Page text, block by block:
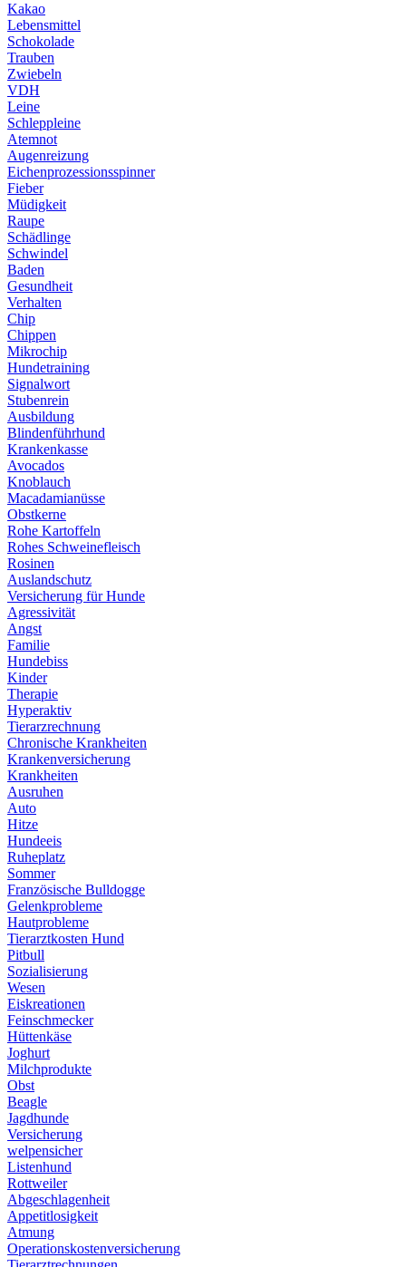
Kakao
Lebensmittel
Schokolade
Trauben
Zwiebeln
VDH
Leine
Schleppleine
Atemnot
Augenreizung
Eichenprozessionsspinner
Fieber
Müdigkeit
Raupe
Schädlinge
Schwindel
Baden
Gesundheit
Verhalten
Chip
Chippen
Mikrochip
Hundetraining
Signalwort
Stubenrein
Ausbildung
Blindenführhund
Krankenkasse
Avocados
Knoblauch
Macadamianüsse
Obstkerne
Rohe Kartoffeln
Rohes Schweinefleisch
Rosinen
Auslandschutz
Versicherung für Hunde
Agressivität
Angst
Familie
Hundebiss
Kinder
Therapie
Hyperaktiv
Tierarzrechnung
Chronische Krankheiten
Krankenversicherung
Krankheiten
Ausruhen
Auto
Hitze
Hundeeis
Ruheplatz
Sommer
Französische Bulldogge
Gelenkprobleme
Hautprobleme
Tierarztkosten Hund
Pitbull
Sozialisierung
Wesen
Eiskreationen
Feinschmecker
Hüttenkäse
Joghurt
Milchprodukte
Obst
Beagle
Jagdhunde
Versicherung
welpensicher
Listenhund
Rottweiler
Abgeschlagenheit
Appetitlosigkeit
Atmung
Operationskostenversicherung